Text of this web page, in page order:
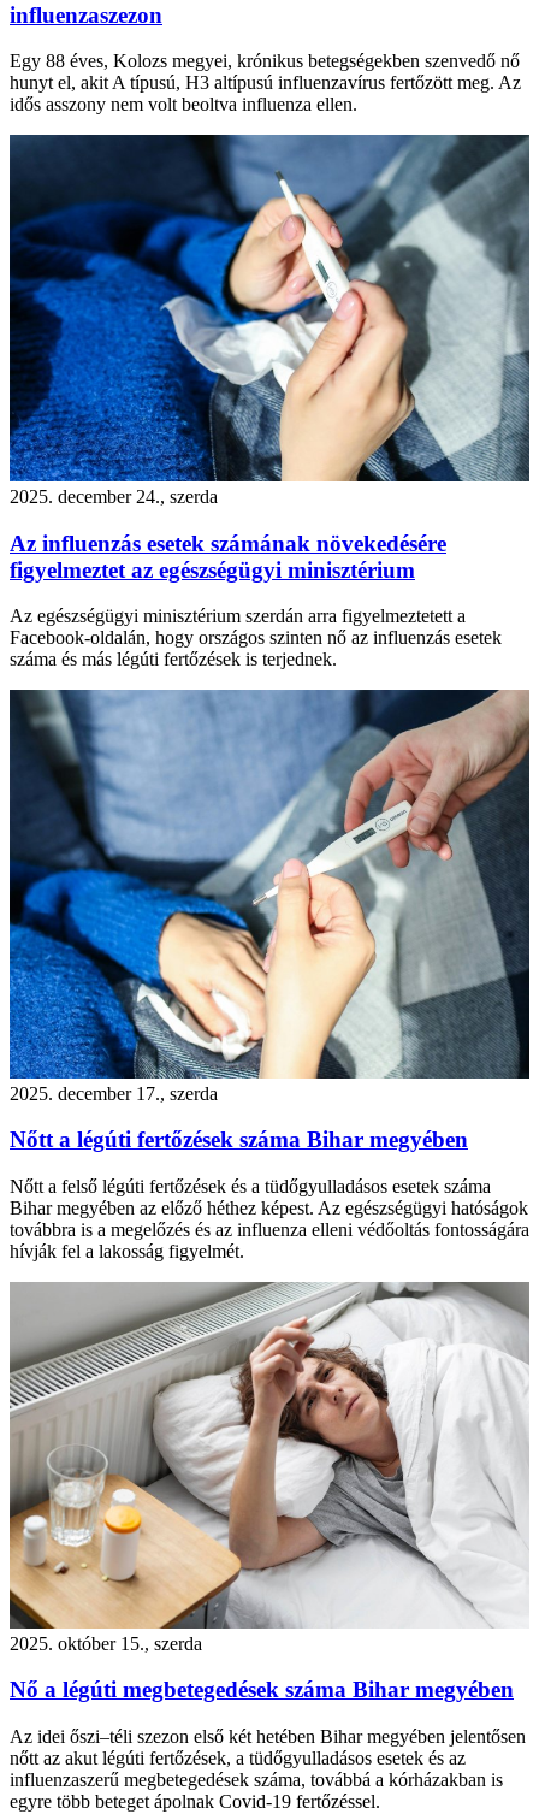
influenzaszezon
Egy 88 éves, Kolozs megyei, krónikus betegségekben szenvedő nő
hunyt el, akit A típusú, H3 altípusú influenzavírus fertőzött meg. Az
idős asszony nem volt beoltva influenza ellen.
2025. december 24., szerda
Az influenzás esetek számának növekedésére
figyelmeztet az egészségügyi minisztérium
Az egészségügyi minisztérium szerdán arra figyelmeztetett a
Facebook-oldalán, hogy országos szinten nő az influenzás esetek
száma és más légúti fertőzések is terjednek.
2025. december 17., szerda
Nőtt a légúti fertőzések száma Bihar megyében
Nőtt a felső légúti fertőzések és a tüdőgyulladásos esetek száma
Bihar megyében az előző héthez képest. Az egészségügyi hatóságok
továbbra is a megelőzés és az influenza elleni védőoltás fontosságára
hívják fel a lakosság figyelmét.
2025. október 15., szerda
Nő a légúti megbetegedések száma Bihar megyében
Az idei őszi–téli szezon első két hetében Bihar megyében jelentősen
nőtt az akut légúti fertőzések, a tüdőgyulladásos esetek és az
influenzaszerű megbetegedések száma, továbbá a kórházakban is
egyre több beteget ápolnak Covid-19 fertőzéssel.